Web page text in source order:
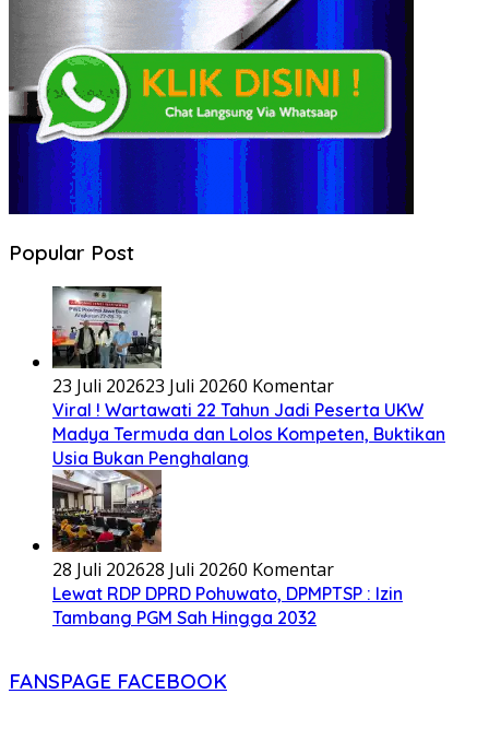
Popular Post
23 Juli 202623 Juli 20260 Komentar
Viral ! Wartawati 22 Tahun Jadi Peserta UKW
Madya Termuda dan Lolos Kompeten, Buktikan
Usia Bukan Penghalang
28 Juli 202628 Juli 20260 Komentar
Lewat RDP DPRD Pohuwato, DPMPTSP : Izin
Tambang PGM Sah Hingga 2032
FANSPAGE FACEBOOK